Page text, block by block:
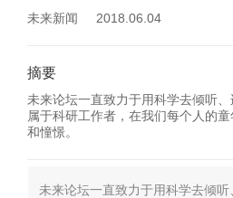
未来新闻 2018.06.04
摘要
未来论坛一直致力于用科学去倾听
属于科研工作者，在我们每个人的
和憧憬。
未来论坛一直致力于用科学去倾